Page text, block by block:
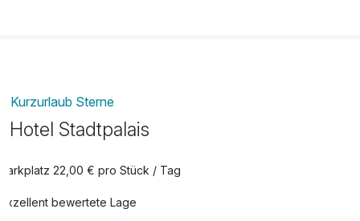
Kurzurlaub Sterne
Hotel Stadtpalais
Parkplatz 22,00 € pro Stück / Tag
Exzellent bewertete Lage